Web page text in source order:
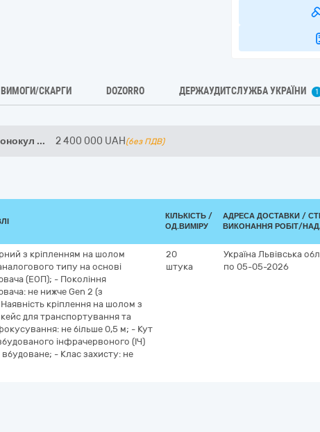
ВИМОГИ/СКАРГИ DOZORRO ДЕРЖАУДИТСЛУЖБА УКРАЇНИ 1
... 2 400 000 UAH (без ПДВ)
КІЛЬКІСТЬ /
ОД.ВИМІРУ
АДРЕСА ДОСТАВКИ /
ВИКОНАННЯ РОБІТ/
з кріпленням на шолом
типу на основі
(ЕОП); - Покоління
не нижче Gen 2 (з
кріплення на шолом з
для транспортування та
не більше 0,5 м; - Кут
інфрачервоного (ІЧ)
- Клас захисту: не
20
штука
Україна Львівська
по 05-05-2026